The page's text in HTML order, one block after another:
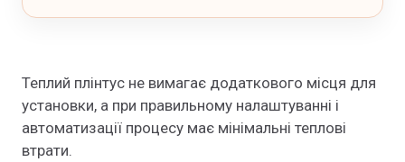
Теплий плінтус не вимагає додаткового місця для
установки, а при правильному налаштуванні і
автоматизації процесу має мінімальні теплові
втрати.